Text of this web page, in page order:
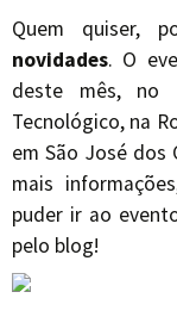
Quem quiser,
novidades. O
deste mês, no
Tecnológico, na
em São José dos
mais
puder ir ao
pelo blog!